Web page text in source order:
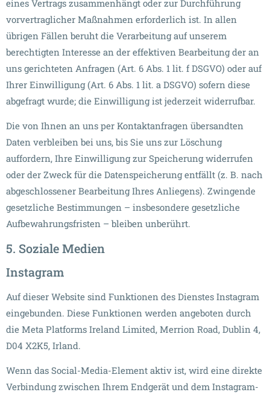
eines Vertrags zusammenhängt oder zur Durchführung
vorvertraglicher Maßnahmen erforderlich ist. In allen
übrigen Fällen beruht die Verarbeitung auf unserem
berechtigten Interesse an der effektiven Bearbeitung der an
uns gerichteten Anfragen (Art. 6 Abs. 1 lit. f DSGVO) oder auf
Ihrer Einwilligung (Art. 6 Abs. 1 lit. a DSGVO) sofern diese
abgefragt wurde; die Einwilligung ist jederzeit widerrufbar.
Die von Ihnen an uns per Kontaktanfragen übersandten
Daten verbleiben bei uns, bis Sie uns zur Löschung
auffordern, Ihre Einwilligung zur Speicherung widerrufen
oder der Zweck für die Datenspeicherung entfällt (z. B. nach
abgeschlossener Bearbeitung Ihres Anliegens). Zwingende
gesetzliche Bestimmungen – insbesondere gesetzliche
Aufbewahrungsfristen – bleiben unberührt.
5. Soziale Medien
Instagram
Auf dieser Website sind Funktionen des Dienstes Instagram
eingebunden. Diese Funktionen werden angeboten durch
die Meta Platforms Ireland Limited, Merrion Road, Dublin 4,
D04 X2K5, Irland.
Wenn das Social-Media-Element aktiv ist, wird eine direkte
Verbindung zwischen Ihrem Endgerät und dem Instagram-